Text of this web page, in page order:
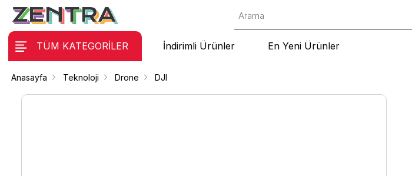
TÜM KATEGORİLER İndirimli Ürünler En Yeni Ürünler
Anasayfa Teknoloji Drone DJI